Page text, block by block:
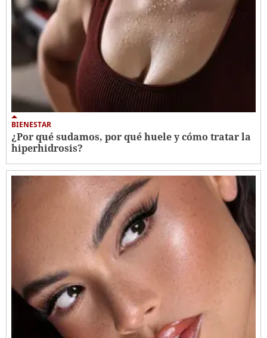
BIENESTAR
¿Por qué sudamos, por qué huele y cómo tratar la
hiperhidrosis?